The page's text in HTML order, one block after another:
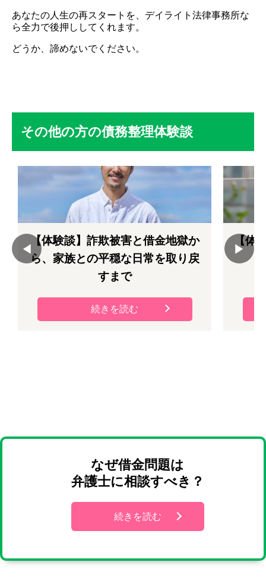
あなたの人生の再スタートを、デイライト法律事務所な
ら全力で後押ししてくれます。
どうか、諦めないでください。
その他の方の債務整理体験談
【体験談】詐欺被害と借金地獄か
ら、家族との平穏な日常を取り戻
すまで
続きを読む
【体
なぜ借金問題は
弁護士に相談すべき？
続きを読む